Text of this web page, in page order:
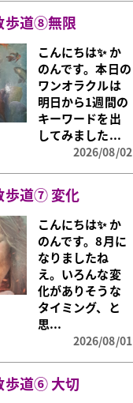
機には意味
か物事が大きく
変化するタイミ
ングがあります。
突然の出会いや
環境の変化、
今...
2026/08/04
歩道⑧無限
こんにちは✨️ か
のんです。本日の
ワンオラクルは
明日から1週間の
キーワードを出
してみました...
2026/08/02
歩道⑦ 変化
こんにちは✨️ か
のんです。8月に
なりましたね
え。いろんな変
化がありそうな
タイミング、と
思...
2026/08/01
歩道⑥ 大切